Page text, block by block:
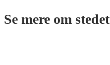
Se mere om stedet